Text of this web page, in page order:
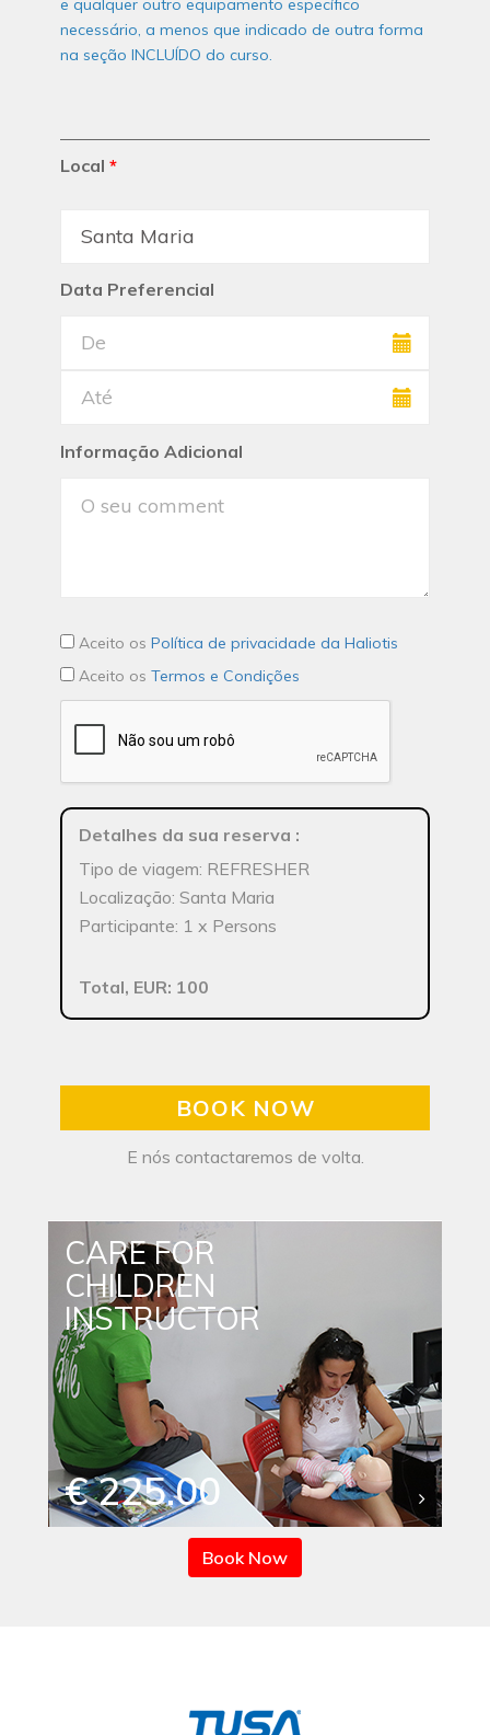
e qualquer outro equipamento específico
necessário, a menos que indicado de outra forma
na seção INCLUÍDO do curso.
Local *
Data Preferencial
Informação Adicional
Aceito os Política de privacidade da Haliotis
Aceito os Termos e Condições
Detalhes da sua reserva :
Tipo de viagem: REFRESHER
Localização: Santa Maria
Participante: 1 x Persons
Total, EUR: 100
BOOK NOW
E nós contactaremos de volta.
CARE FOR
CHILDREN
INSTRUCTOR
€ 225.00
Book Now